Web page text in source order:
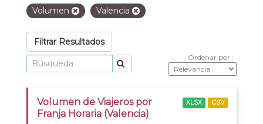
Volumen
Valencia
Filtrar Resultados
Ordenar por
Volumen de Viajeros por
Franja Horaria (Valencia)
XLSX CSV